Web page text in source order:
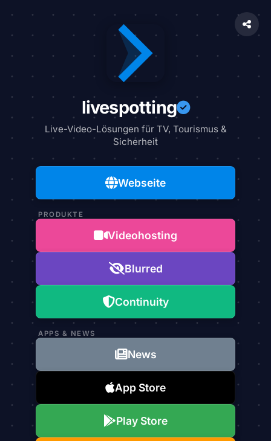
livespotting
Live-Video-Lösungen für TV, Tourismus &
Sicherheit
Webseite
PRODUKTE
Videohosting
Blurred
Continuity
APPS & NEWS
News
App Store
Play Store